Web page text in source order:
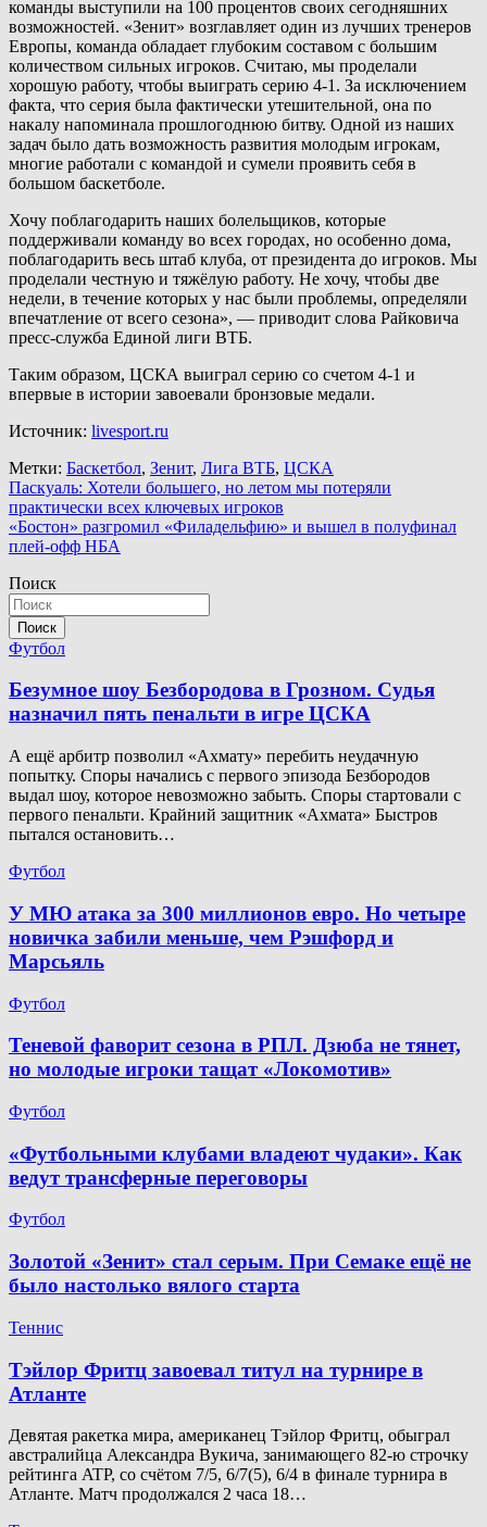
команды выступили на 100 процентов своих сегодняшних
возможностей. «Зенит» возглавляет один из лучших тренеров
Европы, команда обладает глубоким составом с большим
количеством сильных игроков. Считаю, мы проделали
хорошую работу, чтобы выиграть серию 4-1. За исключением
факта, что серия была фактически утешительной, она по
накалу напоминала прошлогоднюю битву. Одной из наших
задач было дать возможность развития молодым игрокам,
многие работали с командой и сумели проявить себя в
большом баскетболе.
Хочу поблагодарить наших болельщиков, которые
поддерживали команду во всех городах, но особенно дома,
поблагодарить весь штаб клуба, от президента до игроков. Мы
проделали честную и тяжёлую работу. Не хочу, чтобы две
недели, в течение которых у нас были проблемы, определяли
впечатление от всего сезона», — приводит слова Райковича
пресс-служба Единой лиги ВТБ.
Таким образом, ЦСКА выиграл серию со счетом 4-1 и
впервые в истории завоевали бронзовые медали.
Источник: livesport.ru
Метки: Баскетбол, Зенит, Лига ВТБ, ЦСКА
Навигация
по
записям
Паскуаль: Хотели большего, но летом мы потеряли
практически всех ключевых игроков
«Бостон» разгромил «Филадельфию» и вышел в полуфинал
плей-офф НБА
Поиск
Поиск
Футбол
Безумное шоу Безбородова в Грозном. Судья
назначил пять пенальти в игре ЦСКА
А ещё арбитр позволил «Ахмату» перебить неудачную
попытку. Споры начались с первого эпизода Безбородов
выдал шоу, которое невозможно забыть. Споры стартовали с
первого пенальти. Крайний защитник «Ахмата» Быстров
пытался остановить…
Футбол
У МЮ атака за 300 миллионов евро. Но четыре
новичка забили меньше, чем Рэшфорд и
Марсьяль
Футбол
Теневой фаворит сезона в РПЛ. Дзюба не тянет,
но молодые игроки тащат «Локомотив»
Футбол
«Футбольными клубами владеют чудаки». Как
ведут трансферные переговоры
Футбол
Золотой «Зенит» стал серым. При Семаке ещё не
было настолько вялого старта
Теннис
Тэйлор Фритц завоевал титул на турнире в
Атланте
Девятая ракетка мира, американец Тэйлор Фритц, обыграл
австралийца Александра Вукича, занимающего 82-ю строчку
рейтинга ATP, со счётом 7/5, 6/7(5), 6/4 в финале турнира в
Атланте. Матч продолжался 2 часа 18…